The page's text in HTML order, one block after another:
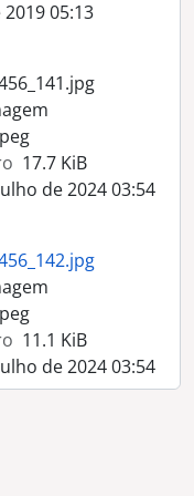
Santos
Rodrigues
Gageiro
Lopes
Silva
05:13
17.7 KiB
de 2024 03:54
11.1 KiB
de 2024 03:54